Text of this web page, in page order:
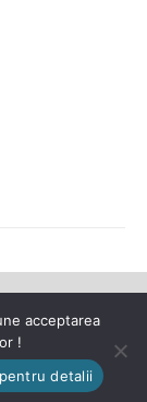
acceptarea
!
detalii